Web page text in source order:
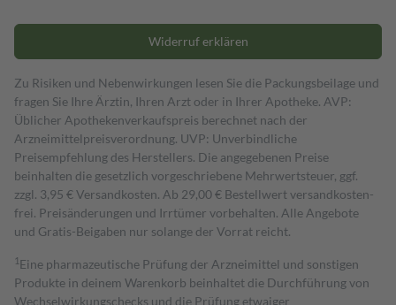
Widerruf erklären
Zu Risiken und Nebenwirkungen lesen Sie die Packungsbeilage und
fragen Sie Ihre Ärztin, Ihren Arzt oder in Ihrer Apotheke. AVP:
Üblicher Apothekenverkaufspreis berechnet nach der
Arzneimittelpreisverordnung. UVP: Unverbindliche
Preisempfehlung des Herstellers. Die angegebenen Preise
beinhalten die gesetzlich vorgeschriebene Mehrwertsteuer, ggf.
zzgl. 3,95 € Versandkosten. Ab 29,00 € Bestell­wert versand­kosten­
frei. Preisänderungen und Irrtümer vorbehalten. Alle Angebote
und Gratis-Beigaben nur solange der Vorrat reicht.
1 Eine pharmazeutische Prüfung der Arzneimittel und sonstigen
Produkte in deinem Warenkorb beinhaltet die Durchführung von
Wechselwirkungschecks und die Prüfung etwaiger